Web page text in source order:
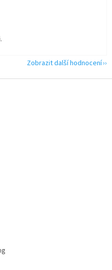
5 z 5 hvězdiček.
Zobrazit další hodnocení